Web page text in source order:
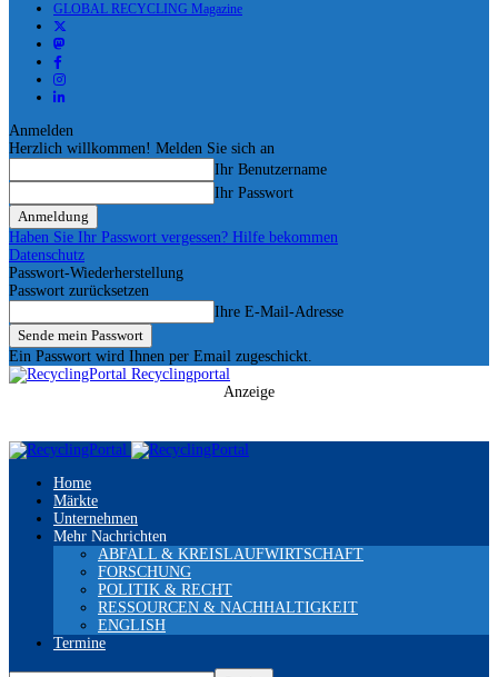
GLOBAL RECYCLING Magazine
Anmelden
Herzlich willkommen! Melden Sie sich an
Ihr Benutzername
Ihr Passwort
Haben Sie Ihr Passwort vergessen? Hilfe bekommen
Datenschutz
Passwort-Wiederherstellung
Passwort zurücksetzen
Ihre E-Mail-Adresse
Ein Passwort wird Ihnen per Email zugeschickt.
Recyclingportal
Anzeige
Home
Märkte
Unternehmen
Mehr Nachrichten
ABFALL & KREISLAUFWIRTSCHAFT
FORSCHUNG
POLITIK & RECHT
RESSOURCEN & NACHHALTIGKEIT
ENGLISH
Termine